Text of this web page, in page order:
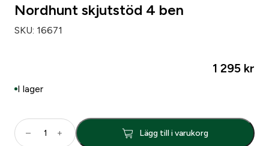
Nordhunt skjutstöd 4 ben
SKU: 16671
1 295 kr
I lager
N
o
– + Lägg till i varukorg